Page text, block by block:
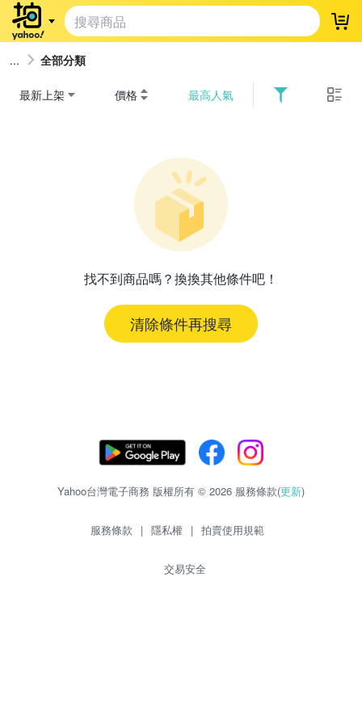
登
全部分類
最新上架 價格 最高人氣
找不到商品嗎？換換其他條件吧！
清除條件再搜尋
Yahoo台灣電子商務 版權所有 © 2026 服務條款(更新)
服務條款 | 隱私權 | 拍賣使用規範
交易安全